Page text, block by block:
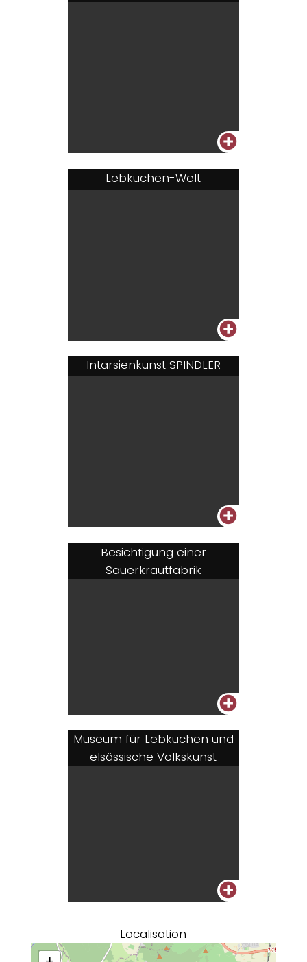
+
Lebkuchen-Welt
+
Intarsienkunst SPINDLER
+
Besichtigung einer
Sauerkrautfabrik
+
Museum für Lebkuchen und
elsässische Volkskunst
+
Localisation